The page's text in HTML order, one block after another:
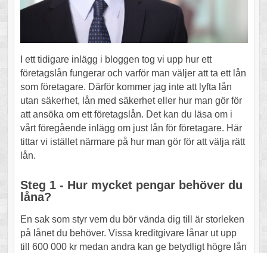
I ett tidigare inlägg i bloggen tog vi upp hur ett
företagslån fungerar och varför man väljer att ta ett lån
som företagare. Därför kommer jag inte att lyfta lån
utan säkerhet, lån med säkerhet eller hur man gör för
att ansöka om ett företagslån. Det kan du läsa om i
vårt föregående inlägg om just lån för företagare. Här
tittar vi istället närmare på hur man gör för att välja rätt
lån.
Steg 1 - Hur mycket pengar behöver du
låna?
En sak som styr vem du bör vända dig till är storleken
på lånet du behöver. Vissa kreditgivare lånar ut upp
till 600 000 kr medan andra kan ge betydligt högre lån